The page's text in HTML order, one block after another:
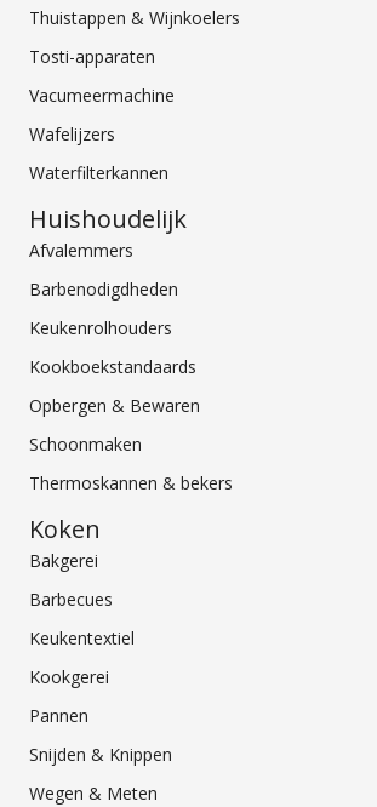
Thuistappen & Wijnkoelers
Tosti-apparaten
Vacumeermachine
Wafelijzers
Waterfilterkannen
Huishoudelijk
Afvalemmers
Barbenodigdheden
Keukenrolhouders
Kookboekstandaards
Opbergen & Bewaren
Schoonmaken
Thermoskannen & bekers
Koken
Bakgerei
Barbecues
Keukentextiel
Kookgerei
Pannen
Snijden & Knippen
Wegen & Meten